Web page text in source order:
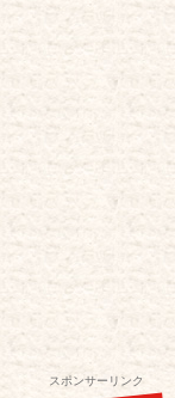
スポンサーリンク